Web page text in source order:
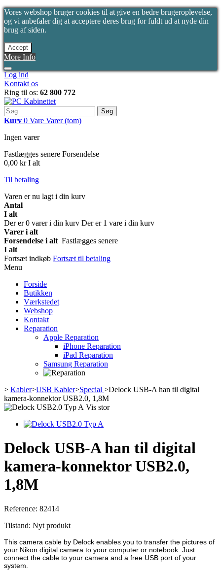
Vores webshop bruger cookies til at give en bedre brugeroplevelse,
og vi anbefaler dig at acceptere deres brug for fuldt ud at nyde din
brug af siden.
Accept
More Info
Log ind
Kontakt os
Ring til os: 62 800 772
Søg
Kurv 0 Vare Varer (tom)
Ingen varer
Fastlægges senere Forsendelse
0,00 kr I alt
Til betaling
Varen er nu lagt i din kurv
Antal
I alt
Der er0 varer i din kurv Der er 1 vare i din kurv
Varer i alt
Forsendelse i alt Fastlægges senere
I alt
Fortsæt indkøb Fortsæt til betaling
Menu
Forside
Butikken
Værkstedet
Webshop
Kontakt
Reparation
Apple Reparation
iPhone Reparation
iPad Reparation
Samsung Reparation
> Kabler>USB Kabler>Special >Delock USB-A han til digital
kamera-konnektor USB2.0, 1,8M
Vis stor
Delock USB-A han til digital
kamera-konnektor USB2.0,
1,8M
Reference: 82414
Tilstand: Nyt produkt
This camera cable by Delock enables you to transfer the pictures of
your Nikon digital camera to your computer or notebook. Just
connect the cable to your camera and a free USB port of your
system.